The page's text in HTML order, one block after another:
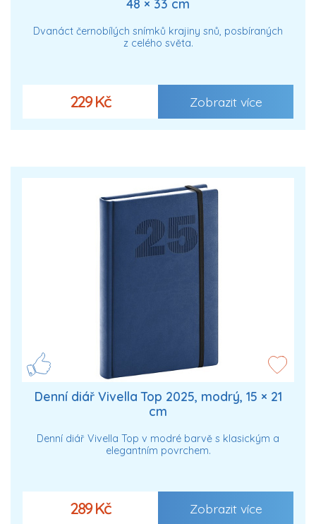
48 × 33 cm
Dvanáct černobílých snímků krajiny snů, posbíraných
z celého světa.
229 Kč Zobrazit více
Denní diář Vivella Top 2025, modrý, 15 × 21
cm
Denní diář Vivella Top v modré barvě s klasickým a
elegantním povrchem.
289 Kč Zobrazit více